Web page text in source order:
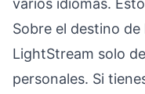
varios idiomas.
Sobre el destino
LightStream solo
personales. Si